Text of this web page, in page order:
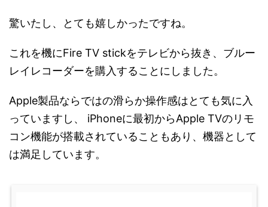
驚いたし、とても嬉しかったですね。
これを機にFire TV stickをテレビから抜き、ブルー
レイレコーダーを購入することにしました。
Apple製品ならではの滑らか操作感はとても気に入
っていますし、 iPhoneに最初からApple TVのリモ
コン機能が搭載されていることもあり、機器として
は満足しています。